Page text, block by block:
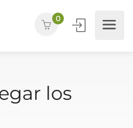
0
los